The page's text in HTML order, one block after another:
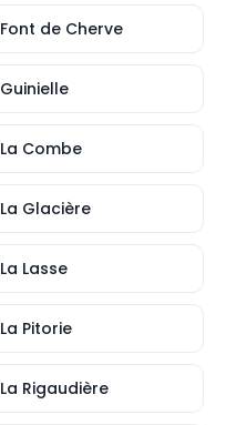
Font de Cherve
Guinielle
La Combe
La Glacière
La Lasse
La Pitorie
La Rigaudière